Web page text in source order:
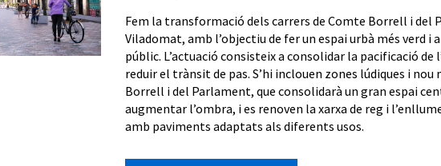
Fem la transformació dels carrers de Comte Borrell i del
Viladomat, amb l’objectiu de fer un espai urbà més verd
públic. L’actuació consisteix a consolidar la pacificació
reduir el trànsit de pas. S’hi inclouen zones lúdiques i
Borrell i del Parlament, que consolidarà un gran espai
augmentar l’ombra, i es renoven la xarxa de reg i
amb paviments adaptats als diferents usos.